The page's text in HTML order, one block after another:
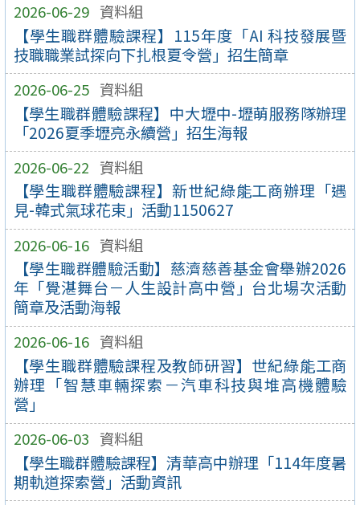
2026-06-29 資料組
【學生職群體驗課程】115年度「AI 科技發展暨
技職職業試探向下扎根夏令營」招生簡章
2026-06-25 資料組
【學生職群體驗課程】中大壢中-壢萌服務隊辦理
「2026夏季壢亮永續營」招生海報
2026-06-22 資料組
【學生職群體驗課程】新世紀綠能工商辦理「遇
見-韓式氣球花束」活動1150627
2026-06-16 資料組
【學生職群體驗活動】慈濟慈善基金會舉辦2026
年「覺湛舞台－人生設計高中營」台北場次活動
簡章及活動海報
2026-06-16 資料組
【學生職群體驗課程及教師研習】世紀綠能工商
辦理「智慧車輛探索－汽車科技與堆高機體驗
營」
2026-06-03 資料組
【學生職群體驗課程】清華高中辦理「114年度暑
期軌道探索營」活動資訊